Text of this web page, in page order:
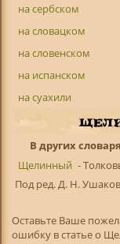
на сербском
на словацком
на словенском
на испанском
на суахили
В других
Щелинный -
Под ред. Д. Н.
Оставьте Ваше
ошибку в статье о